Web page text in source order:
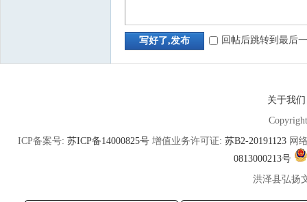
写好了,发布 回帖后跳转到最后
关于我们
ICP备案号: 苏ICP备14000825号 增值业务许可证: 苏B2-20191123 网
0813000213号
洪泽县弘扬